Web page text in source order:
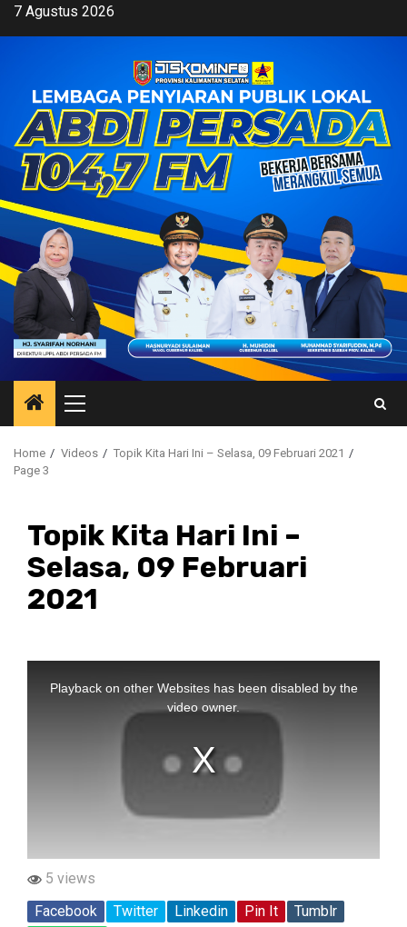
Skip7 Agustus 2026
Primary
Menu
Home Videos
Topik Kita Hari Ini – Selasa, 09 Februari 2021
Page 3
Topik Kita Hari Ini –
Selasa, 09 Februari
2021
5 views
Facebook
Twitter Linkedin Pin It
Tumblr